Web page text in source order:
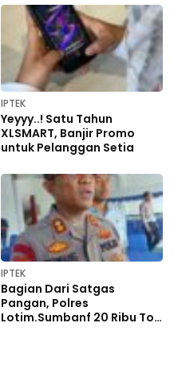
IPTEK
Yeyyy..! Satu Tahun
XLSMART, Banjir Promo
untuk Pelanggan Setia
IPTEK
Bagian Dari Satgas
Pangan, Polres
Lotim.Sumbanf 20 Ribu Ton